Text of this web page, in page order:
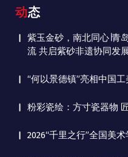
动态
紫玉金砂，南北同心∣青
流 共启紫砂非遗协同发
“何以景德镇”亮相中国
粉彩瓷绘：方寸瓷器物
2026“千里之行”全国美